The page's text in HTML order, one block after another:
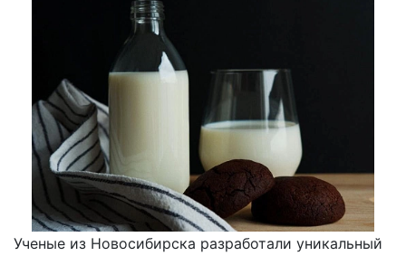
Ученые из Новосибирска разработали уникальный